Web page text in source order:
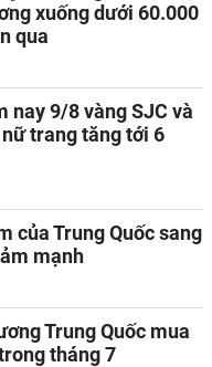
xuống dưới 60.000
qua
nay 9/8 vàng SJC và
trang tăng tới 6
của Trung Quốc sang
mạnh
Trung Quốc mua
tháng 7